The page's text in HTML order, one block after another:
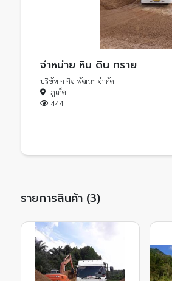
จำหน่าย หิน ดิน ทราย
บริษัท ก กิจ พัฒนา จำกัด
ภูเก็ต
444
รายการสินค้า (3)